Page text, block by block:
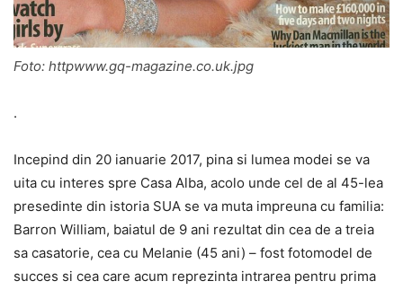
Foto: httpwww.gq-magazine.co.uk.jpg
.
Incepind din 20 ianuarie 2017, pina si lumea modei se va
uita cu interes spre Casa Alba, acolo unde cel de al 45-lea
presedinte din istoria SUA se va muta impreuna cu familia:
Barron William, baiatul de 9 ani rezultat din cea de a treia
sa casatorie, cea cu Melanie (45 ani) – fost fotomodel de
succes si cea care acum reprezinta intrarea pentru prima